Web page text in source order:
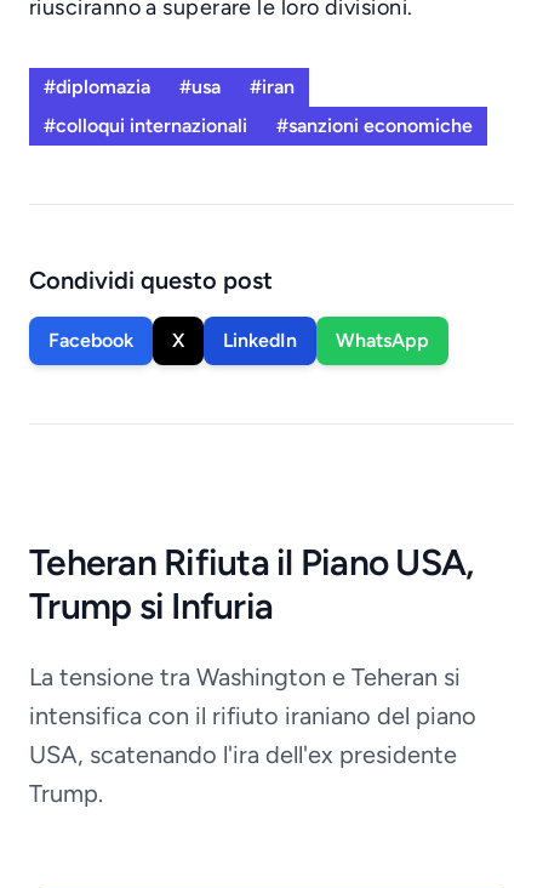
riusciranno a superare le loro divisioni.
#diplomazia #usa
#iran
#colloqui internazionali
#sanzioni economiche
Condividi questo post
Facebook X LinkedIn WhatsApp
Teheran Rifiuta il Piano USA,
Trump si Infuria
La tensione tra Washington e Teheran si
intensifica con il rifiuto iraniano del piano
USA, scatenando l'ira dell'ex presidente
Trump.